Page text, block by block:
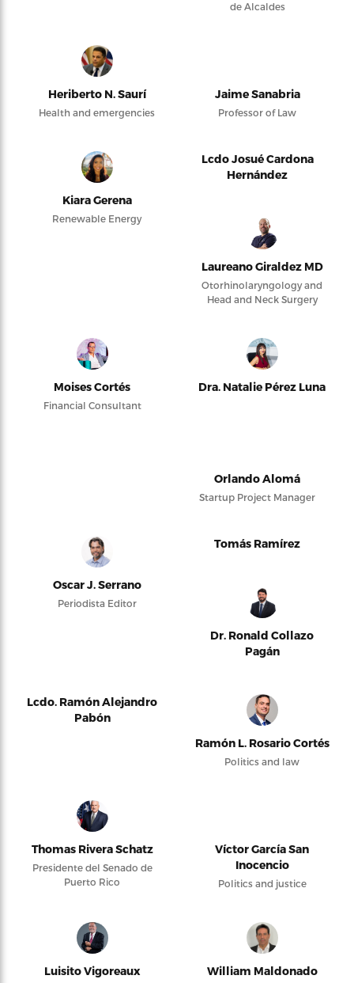
de Alcaldes
Heriberto N. Saurí
Health and emergencies
Jaime Sanabria
Professor of Law
Kiara Gerena
Renewable Energy
Lcdo Josué Cardona
Hernández
Laureano Giraldez MD
Otorhinolaryngology and
Head and Neck Surgery
Moises Cortés
Financial Consultant
Dra. Natalie Pérez Luna
Orlando Alomá
Startup Project Manager
Oscar J. Serrano
Periodista Editor
Tomás Ramírez
Dr. Ronald Collazo
Pagán
Lcdo. Ramón Alejandro
Pabón
Ramón L. Rosario Cortés
Politics and law
Thomas Rivera Schatz
Presidente del Senado de
Puerto Rico
Víctor García San
Inocencio
Politics and justice
Luisito Vigoreaux William Maldonado